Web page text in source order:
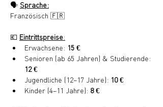
🗣️ Sprache:
Französisch 🇫🇷
💶 Eintrittspreise:
Erwachsene: 15 €
Senioren (ab 65 Jahren) & Studierende:
12 €
Jugendliche (12–17 Jahre): 10 €
Kinder (4–11 Jahre): 8 €